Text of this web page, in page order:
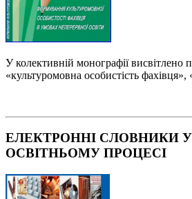
У колективній монографії висвітлено
«культуромовна особистість
ЕЛЕКТРОННІ СЛОВНИКИ
ОСВІТНЬОМУ ПРОЦЕСІ